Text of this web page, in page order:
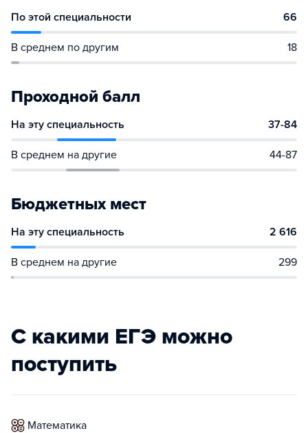
По этой специальности 66
В среднем по другим 18
Проходной балл
На эту специальность 37-84
В среднем на другие 44-87
Бюджетных мест
На эту специальность 2 616
В среднем на другие 299
С какими ЕГЭ можно
поступить
математика